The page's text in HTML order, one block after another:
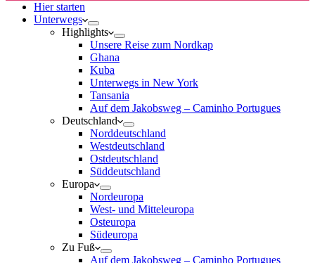
Hier starten
Unterwegs
Highlights
Unsere Reise zum Nordkap
Ghana
Kuba
Unterwegs in New York
Tansania
Auf dem Jakobsweg – Caminho Portugues
Deutschland
Norddeutschland
Westdeutschland
Ostdeutschland
Süddeutschland
Europa
Nordeuropa
West- und Mitteleuropa
Osteuropa
Südeuropa
Zu Fuß
Auf dem Jakobsweg – Caminho Portugues